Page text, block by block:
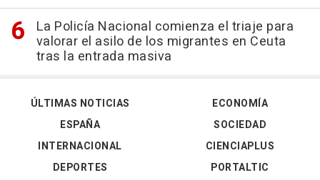
La Policía Nacional comienza el triaje para
valorar el asilo de los migrantes en Ceuta
tras la entrada masiva
ÚLTIMAS NOTICIAS
ESPAÑA
INTERNACIONAL
DEPORTES
ECONOMÍA
SOCIEDAD
CIENCIAPLUS
PORTALTIC